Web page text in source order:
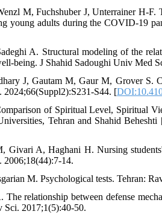
M, Fuchshuber J, Unterrainer H-F.
young adults during the COVID-19
A. Structural modeling of the
being. J Shahid Sadoughi Univ Med
J, Gautam M, Gaur M, Grover S.
2024;66(Suppl2):S231-S44. [
of Spiritual Level, Spiritual
Tehran and Shahid
Givari A, Haghani H. Nursing
2006;18(44):7-14.
M. Psychological tests. Tehran:
relationship between defense
2017;1(5):40-50.